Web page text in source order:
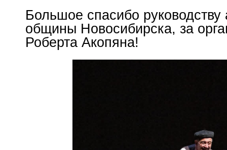
Большое спасибо руководству
общины Новосибирска, за
Роберта Акопяна!